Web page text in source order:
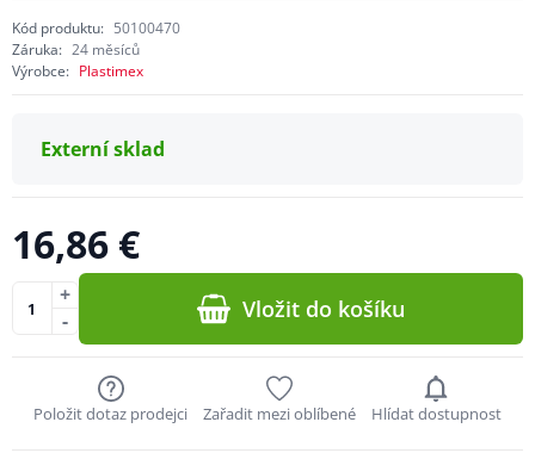
Kód produktu: 50100470
Záruka: 24 měsíců
Výrobce: Plastimex
Externí sklad
16,86 €
-
+ Vložit do košíku
Položit dotaz prodejci Zařadit mezi oblíbené Hlídat dostupnost